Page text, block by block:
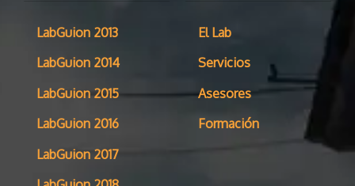
LabGuion 2013
LabGuion 2014
LabGuion 2015
LabGuion 2016
LabGuion 2017
El Lab
Servicios
Asesores
Formación